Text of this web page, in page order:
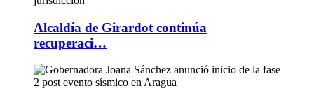
Alcaldía de Girardot continúa
recuperaci…